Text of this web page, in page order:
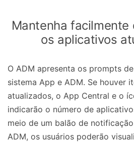
Mantenha facilmente
os aplicativos
O ADM apresenta os prompts
sistema App e ADM. Se houver
atualizados, o App Central e o
indicarão o número de
meio de um balão de
ADM, os usuários poderão